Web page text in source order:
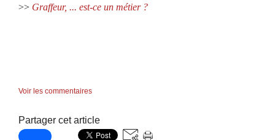
>> Graffeur, ... est-ce un métier ?
Voir les commentaires
Partager cet article